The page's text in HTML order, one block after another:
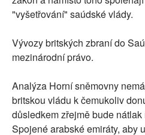
"vyšetřování" saúdské vlády.
Vývozy britských zbraní do
mezinárodní právo.
Analýza Horní sněmovny
britskou vládu k čemukoliv
důsledkem zřejmě bude
Spojené arabské emiráty, aby